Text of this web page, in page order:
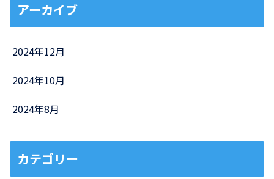
アーカイブ
2024年12月
2024年10月
2024年8月
カテゴリー